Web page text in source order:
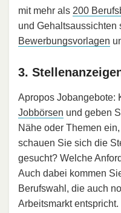
mit mehr als 200
und Gehaltsaussichten
Bewerbungsvorlagen
3.
Apropos Jobangebote:
Jobbörsen und geben
Nähe oder Themen
schauen Sie sich die
gesucht? Welche
Auch dabei kommen
Berufswahl, die auch
Arbeitsmarkt